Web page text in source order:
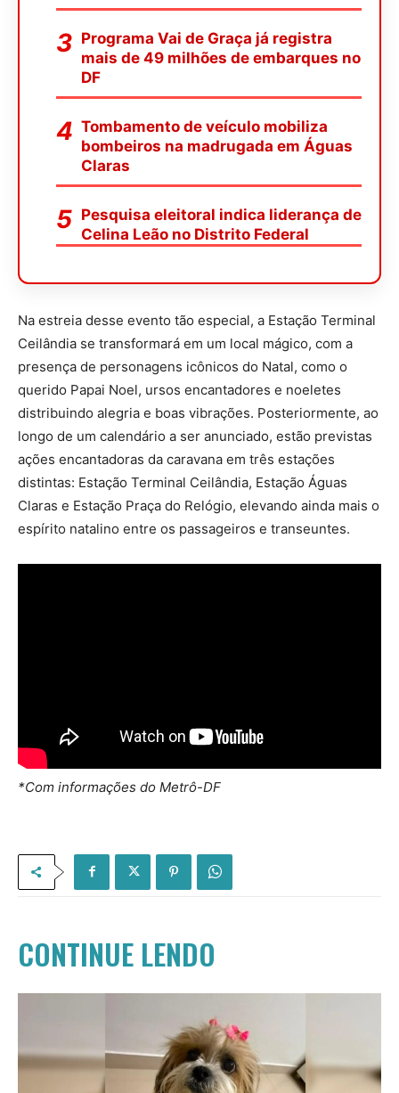
Programa Vai de Graça já registra
mais de 49 milhões de embarques no
DF
Tombamento de veículo mobiliza
bombeiros na madrugada em Águas
Claras
Pesquisa eleitoral indica liderança de
Celina Leão no Distrito Federal
Na estreia desse evento tão especial, a Estação Terminal
Ceilândia se transformará em um local mágico, com a
presença de personagens icônicos do Natal, como o
querido Papai Noel, ursos encantadores e noeletes
distribuindo alegria e boas vibrações. Posteriormente, ao
longo de um calendário a ser anunciado, estão previstas
ações encantadoras da caravana em três estações
distintas: Estação Terminal Ceilândia, Estação Águas
Claras e Estação Praça do Relógio, elevando ainda mais o
espírito natalino entre os passageiros e transeuntes.
*Com informações do Metrô-DF
CONTINUE LENDO